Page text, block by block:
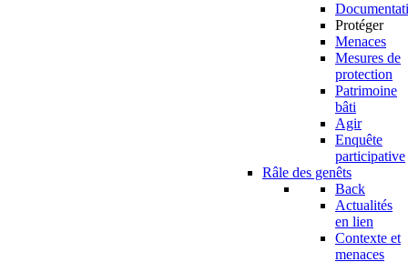
Protéger
Menaces
Mesures de
protection
Patrimoine
bâti
Agir
Enquête
participative
Râle des genêts
Back
Actualités
en lien
Contexte et
menaces